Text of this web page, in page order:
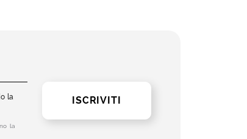
la
la
ISCRIVITI